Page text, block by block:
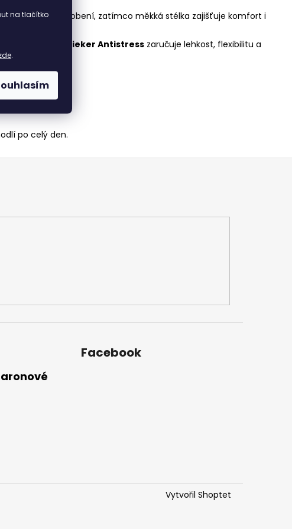
na tlačítkopřizpůsobení, zatímco měkká stélka zajišťuje komfort i
Technologie
Rieker Antistress zaručuje lehkost, flexibilitu a
po celý den.
Facebook
Vytvořil Shoptet